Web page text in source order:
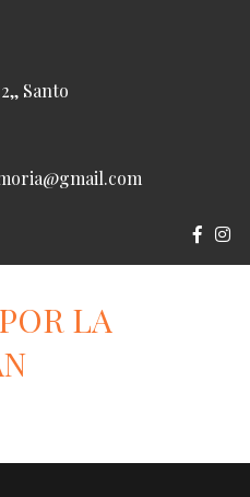
, Santo
LA